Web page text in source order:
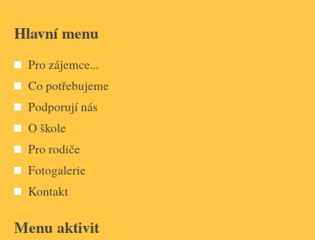
Hlavní menu
Pro zájemce...
Co potřebujeme
Podporují nás
O škole
Pro rodiče
Fotogalerie
Kontakt
Menu aktivit